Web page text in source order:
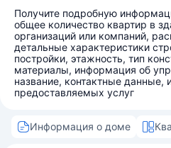
Получите подробную
общее количество квартир в
организаций или компаний,
детальные характеристики
постройки, этажность, тип
материалы, информация об
название, контактные данные,
предоставляемых услуг
Информация о доме